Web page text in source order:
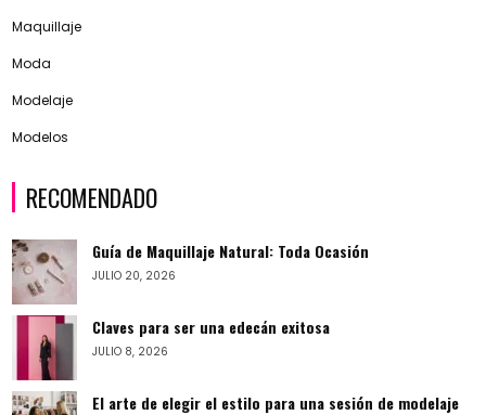
Maquillaje
Moda
Modelaje
Modelos
RECOMENDADO
Guía de Maquillaje Natural: Toda Ocasión
JULIO 20, 2026
Claves para ser una edecán exitosa
JULIO 8, 2026
El arte de elegir el estilo para una sesión de modelaje